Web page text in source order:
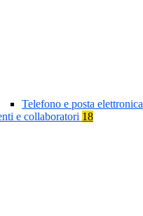
Telefono e posta elettronica
e collaboratori 18